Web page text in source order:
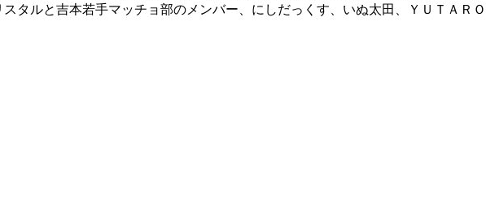
タルと吉本若手マッチョ部のメンバー、にしだっくす、いぬ太田、ＹＵＴＡＲＯ